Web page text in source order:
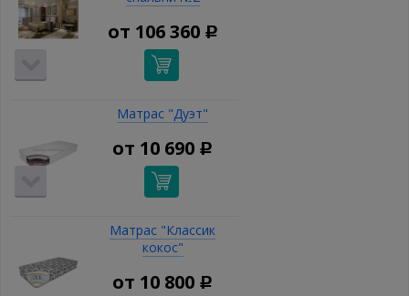
от 106 360 Р
Матрас "Дуэт"
от 10 690 Р
Матрас "Классик
кокос"
от 10 800 Р